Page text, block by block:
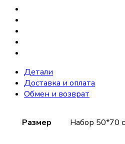
Детали
Доставка и оплата
Обмен и возврат
Размер Набор 50*70